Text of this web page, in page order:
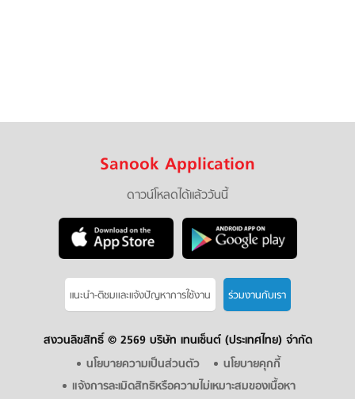
Sanook Application
ดาวน์โหลดได้แล้ววันนี้
แนะนำ-ติชมเเละแจ้งปัญหาการใช้งาน ร่วมงานกับเรา
สงวนลิขสิทธิ์ © 2569 บริษัท เทนเซ็นต์ (ประเทศไทย) จำกัด
นโยบายความเป็นส่วนตัว
นโยบายคุกกี้
แจ้งการละเมิดสิทธิหรือความไม่เหมาะสมของเนื้อหา